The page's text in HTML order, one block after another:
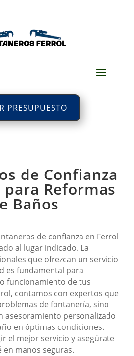
PRESUPUESTO
de Confianza
Reformas
Baños
de confianza en Ferrol
al lugar indicado. La
que ofrezcan un servicio
es fundamental para
funcionamiento de tus
contamos con expertos que
de fontanería, sino
asesoramiento personalizado
en óptimas condiciones.
el mejor servicio y asegúrate
manos seguras.